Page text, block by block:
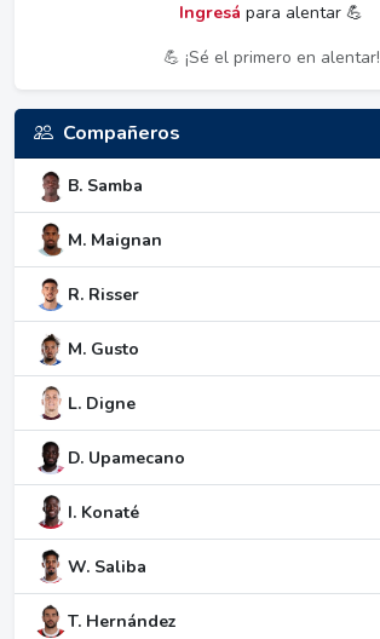
Ingresá para alentar 💪
💪 ¡Sé el primero en alentar!
Compañeros
B. Samba
M. Maignan
R. Risser
M. Gusto
L. Digne
D. Upamecano
I. Konaté
W. Saliba
T. Hernández